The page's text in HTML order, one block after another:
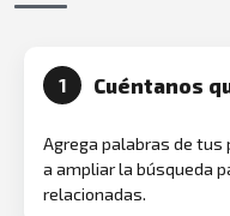
1 Cuéntanos
Agrega palabras de tus
a ampliar la búsqueda
relacionadas.